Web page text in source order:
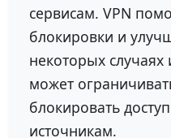
сервисам. VPN
блокировки и
некоторых
может
блокировать
источникам.